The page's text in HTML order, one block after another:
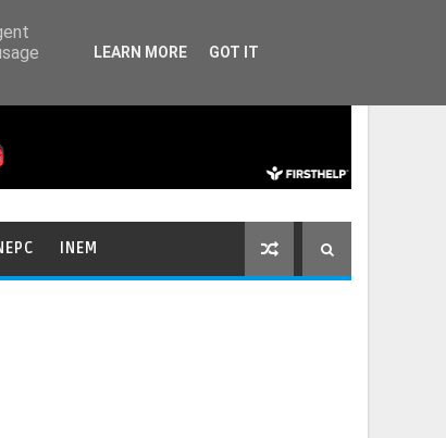
INEM
LEARN MORE GOT IT